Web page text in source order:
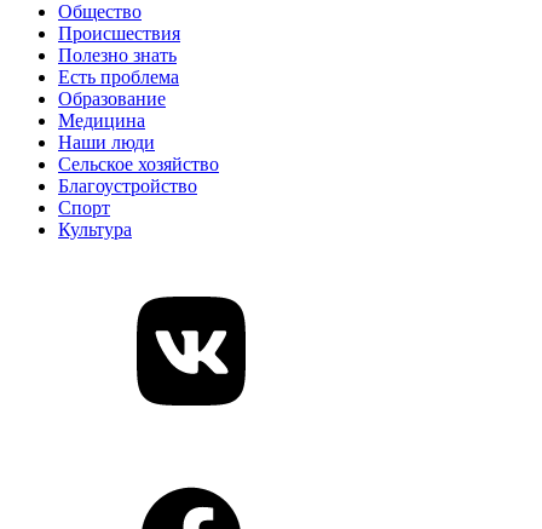
Общество
Происшествия
Полезно знать
Есть проблема
Образование
Медицина
Наши люди
Сельское хозяйство
Благоустройство
Спорт
Культура